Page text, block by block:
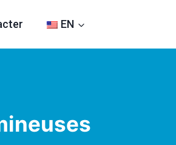
EN